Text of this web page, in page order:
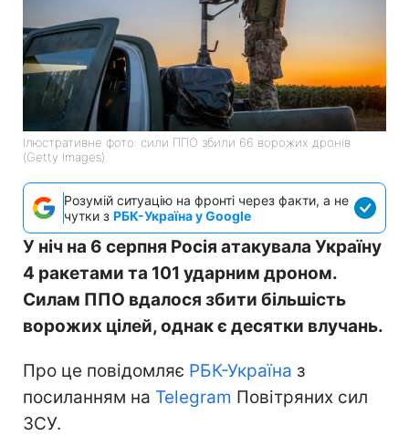
Ілюстративне фото: сили ППО збили 66 ворожих дронів
(Getty Images)
Розумій ситуацію на фронті через факти, а не
чутки з РБК-Україна у Google
У ніч на 6 серпня Росія атакувала Україну
4 ракетами та 101 ударним дроном.
Силам ППО вдалося збити більшість
ворожих цілей, однак є десятки влучань.
Про це повідомляє РБК-Україна з
посиланням на Telegram Повітряних сил
ЗСУ.